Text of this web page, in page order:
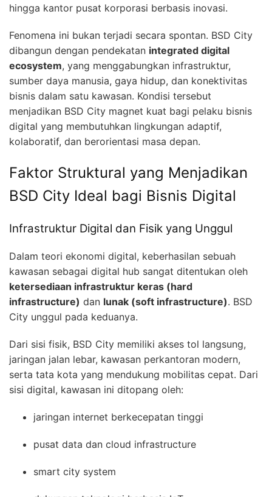
hingga kantor pusat korporasi berbasis inovasi.
Fenomena ini bukan terjadi secara spontan. BSD City
dibangun dengan pendekatan integrated digital
ecosystem, yang menggabungkan infrastruktur,
sumber daya manusia, gaya hidup, dan konektivitas
bisnis dalam satu kawasan. Kondisi tersebut
menjadikan BSD City magnet kuat bagi pelaku bisnis
digital yang membutuhkan lingkungan adaptif,
kolaboratif, dan berorientasi masa depan.
Faktor Struktural yang Menjadikan
BSD City Ideal bagi Bisnis Digital
Infrastruktur Digital dan Fisik yang Unggul
Dalam teori ekonomi digital, keberhasilan sebuah
kawasan sebagai digital hub sangat ditentukan oleh
ketersediaan infrastruktur keras (hard
infrastructure) dan lunak (soft infrastructure). BSD
City unggul pada keduanya.
Dari sisi fisik, BSD City memiliki akses tol langsung,
jaringan jalan lebar, kawasan perkantoran modern,
serta tata kota yang mendukung mobilitas cepat. Dari
sisi digital, kawasan ini ditopang oleh:
jaringan internet berkecepatan tinggi
pusat data dan cloud infrastructure
smart city system